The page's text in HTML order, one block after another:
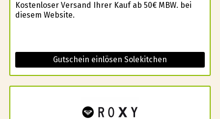
Kostenloser Versand Ihrer Kauf ab 50€ MBW. bei
diesem Website.
Gutschein einlösen Solekitchen